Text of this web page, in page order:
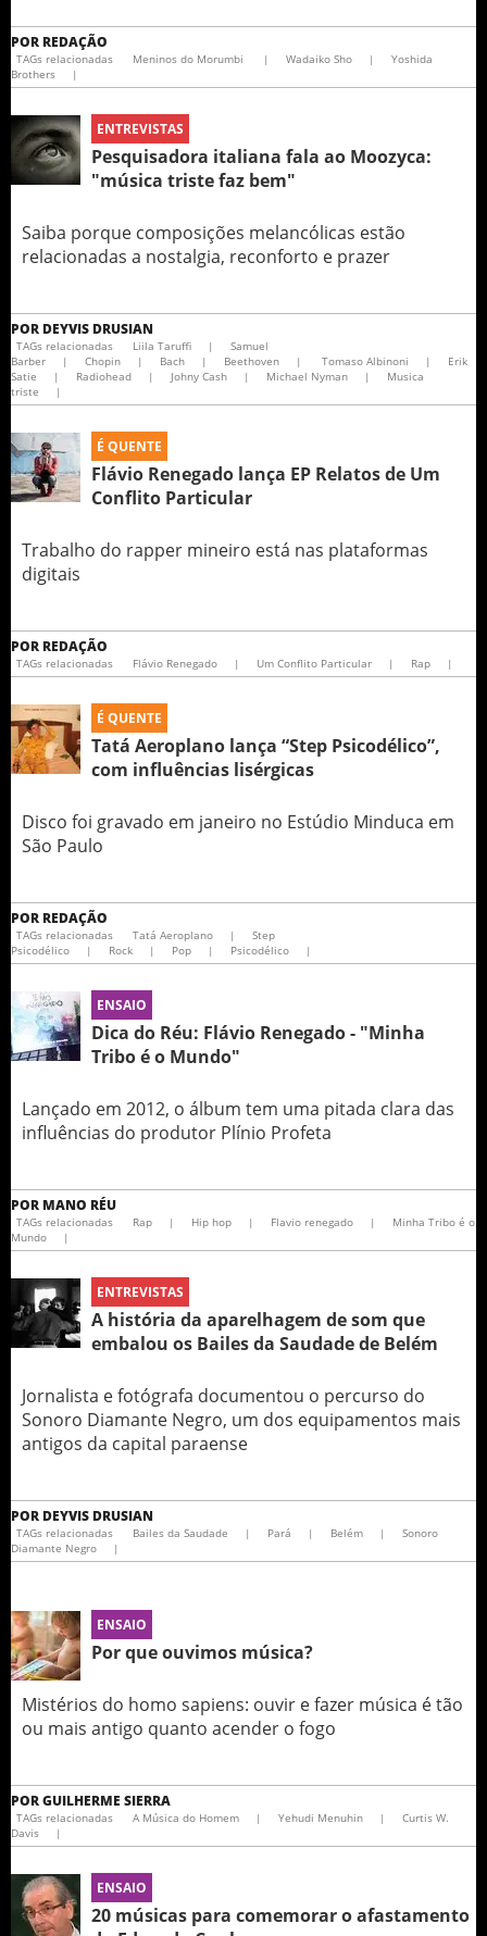
POR REDAÇÃO
TAGs relacionadas Meninos do Morumbi | Wadaiko Sho |
Yoshida
Brothers
|
ENTREVISTAS
Pesquisadora italiana fala ao Moozyca:
"música triste faz bem"
Saiba porque composições melancólicas estão
relacionadas a nostalgia, reconforto e prazer
POR DEYVIS DRUSIAN
TAGs relacionadas Liila Taruffi |
Samuel
Barber
| Chopin | Bach | Beethoven | Tomaso Albinoni |
Erik
Satie
| Radiohead | Johny Cash | Michael Nyman |
Musica
triste
|
É QUENTE
Flávio Renegado lança EP Relatos de Um
Conflito Particular
Trabalho do rapper mineiro está nas plataformas
digitais
POR REDAÇÃO
TAGs relacionadas Flávio Renegado | Um Conflito Particular | Rap |
É QUENTE
Tatá Aeroplano lança “Step Psicodélico”,
com influências lisérgicas
Disco foi gravado em janeiro no Estúdio Minduca em
São Paulo
POR REDAÇÃO
TAGs relacionadas Tatá Aeroplano |
Step
Psicodélico
| Rock | Pop | Psicodélico |
ENSAIO
Dica do Réu: Flávio Renegado - "Minha
Tribo é o Mundo"
Lançado em 2012, o álbum tem uma pitada clara das
influências do produtor Plínio Profeta
POR MANO RÉU
TAGs relacionadas Rap | Hip hop | Flavio renegado |
Minha Tribo é o
Mundo
|
ENTREVISTAS
A história da aparelhagem de som que
embalou os Bailes da Saudade de Belém
Jornalista e fotógrafa documentou o percurso do
Sonoro Diamante Negro, um dos equipamentos mais
antigos da capital paraense
POR DEYVIS DRUSIAN
TAGs relacionadas Bailes da Saudade | Pará | Belém |
Sonoro
Diamante Negro
|
ENSAIO
Por que ouvimos música?
Mistérios do homo sapiens: ouvir e fazer música é tão
ou mais antigo quanto acender o fogo
PORGUILHERME SIERRA
TAGs relacionadas A Música do Homem | Yehudi Menuhin |
Curtis W.
Davis
|
ENSAIO
20 músicas para comemorar o afastamento